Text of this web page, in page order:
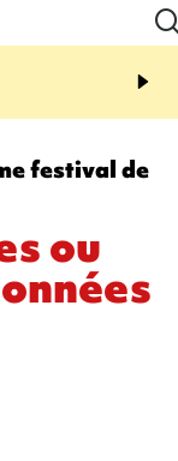
Quatre
européennes pour les
festival de
ou